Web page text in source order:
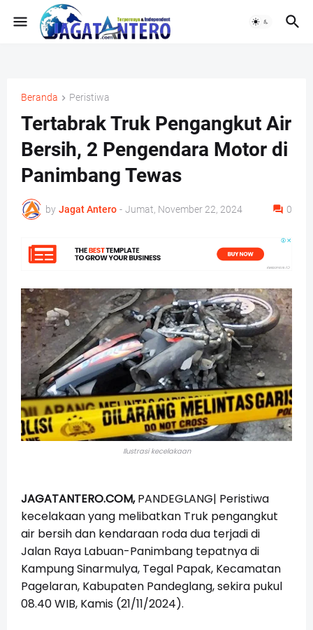
Beranda Peristiwa
Tertabrak Truk Pengangkut Air
Bersih, 2 Pengendara Motor di
Panimbang Tewas
by Jagat Antero - Jumat, November 22, 2024 0
Ilustrasi kecelakaan
JAGATANTERO.COM,PANDEGLANG| Peristiwa
kecelakaan yang melibatkan Truk pengangkut
air bersih dan kendaraan roda dua terjadi di
Jalan Raya Labuan-Panimbang tepatnya di
Kampung Sinarmulya, Tegal Papak, Kecamatan
Pagelaran, Kabupaten Pandeglang, sekira pukul
08.40 WIB, Kamis (21/11/2024).